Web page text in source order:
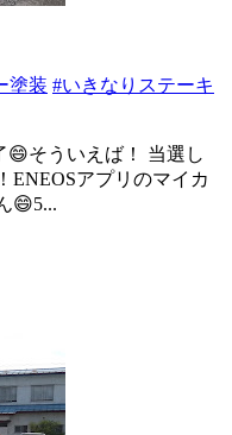
塗装 #いきなりステーキ
😄そういえば！ 当選し
ENEOSアプリのマイカ
😄5...